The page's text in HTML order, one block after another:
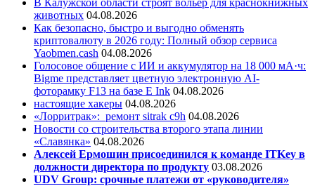
В Калужской области строят вольер для краснокнижных
животных 04.08.2026
Как безопасно, быстро и выгодно обменять
криптовалюту в 2026 году: Полный обзор сервиса
Yaobmen.cash 04.08.2026
Голосовое общение с ИИ и аккумулятор на 18 000 мА·ч:
Bigme представляет цветную электронную AI-
фоторамку F13 на базе E Ink 04.08.2026
настоящие хакеры 04.08.2026
«Лорритрак»: ремонт sitrak c9h 04.08.2026
Новости со строительства второго этапа линии
«Славянка» 04.08.2026
Алексей Ермошин присоединился к команде ITKey в
должности директора по продукту 03.08.2026
UDV Group: срочные платежи от «руководителя»